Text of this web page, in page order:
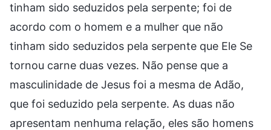
tinham sido seduzidos pela serpente; foi de
acordo com o homem e a mulher que não
tinham sido seduzidos pela serpente que Ele Se
tornou carne duas vezes. Não pense que a
masculinidade de Jesus foi a mesma de Adão,
que foi seduzido pela serpente. As duas não
apresentam nenhuma relação, eles são homens